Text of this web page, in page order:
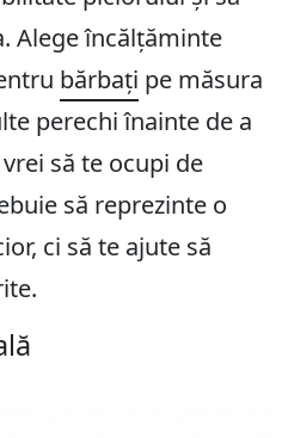
Alege încălțăminte
bărbați pe măsura
perechi înainte de a
să te ocupi de
să reprezinte o
ci să te ajute să